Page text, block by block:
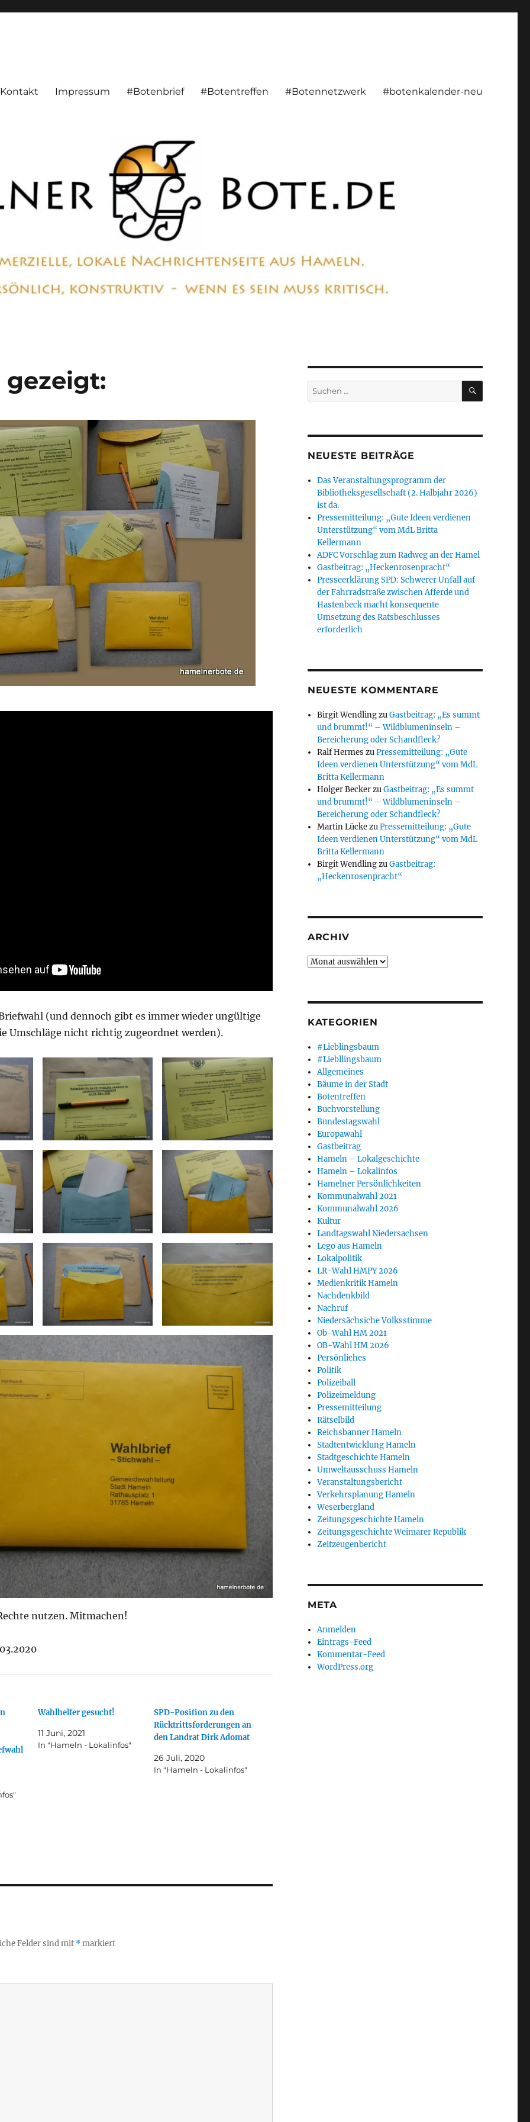
Kontakt Impressum #Botenbrief #Botentreffen #Botennetzwerk #botenkalender-neu
(und dennoch gibt es immer wieder ungültige
Umschläge nicht richtig zugeordnet werden).
nutzen. Mitmachen!
Wahlhelfer gesucht!
11 Juni, 2021
In "Hameln - Lokalinfos"
SPD-Position zu den
Rücktrittsforderungen an
den Landrat Dirk Adomat
26 Juli, 2020
In "Hameln - Lokalinfos"
Felder sind mit *markiert
Suchen
nach:
SUCHEN
NEUESTE BEITRÄGE
Das Veranstaltungsprogramm der
Bibliotheksgesellschaft (2. Halbjahr 2026)
ist da.
Pressemitteilung: „Gute Ideen verdienen
Unterstützung“ vom MdL Britta
Kellermann
ADFC Vorschlag zum Radweg an der Hamel
Gastbeitrag: „Heckenrosenpracht“
Presseerklärung SPD: Schwerer Unfall auf
der Fahrradstraße zwischen Afferde und
Hastenbeck macht konsequente
Umsetzung des Ratsbeschlusses
erforderlich
NEUESTE KOMMENTARE
Birgit WendlingzuGastbeitrag: „Es summt
und brummt!“ – Wildblumeninseln –
Bereicherung oder Schandfleck?
Ralf Hermes zuPressemitteilung: „Gute
Ideen verdienen Unterstützung“ vom MdL
Britta Kellermann
Holger BeckerzuGastbeitrag: „Es summt
und brummt!“ – Wildblumeninseln –
Bereicherung oder Schandfleck?
Martin LückezuPressemitteilung: „Gute
Ideen verdienen Unterstützung“ vom MdL
Britta Kellermann
Birgit WendlingzuGastbeitrag:
„Heckenrosenpracht“
ARCHIV
Archiv
KATEGORIEN
#Lieblingsbaum
#Liebllingsbaum
Allgemeines
Bäume in der Stadt
Botentreffen
Buchvorstellung
Bundestagswahl
Europawahl
Gastbeitrag
Hameln – Lokalgeschichte
Hameln – Lokalinfos
Hamelner Persönlichkeiten
Kommunalwahl 2021
Kommunalwahl 2026
Kultur
Landtagswahl Niedersachsen
Lego aus Hameln
Lokalpolitik
LR-Wahl HMPY 2026
Medienkritik Hameln
Nachdenkbild
Nachruf
Niedersächsiche Volksstimme
Ob-Wahl HM 2021
OB-Wahl HM 2026
Persönliches
Politik
Polizeiball
Polizeimeldung
Pressemitteilung
Rätselbild
Reichsbanner Hameln
Stadtentwicklung Hameln
Stadtgeschichte Hameln
Umweltausschuss Hameln
Veranstaltungsbericht
Verkehrsplanung Hameln
Weserbergland
Zeitungsgeschichte Hameln
Zeitungsgeschichte Weimarer Republik
Zeitzeugenbericht
META
Anmelden
Eintrags-Feed
Kommentar-Feed
WordPress.org